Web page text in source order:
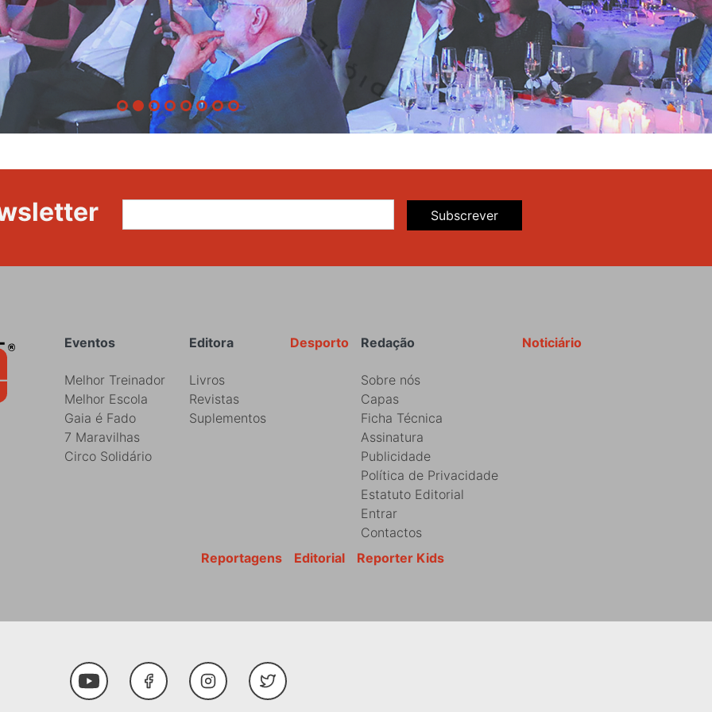
Subscrever
Rodapé Noticiário
Redação
Sobre nós
Capas
Ficha Técnica
Assinatura
Publicidade
Política de Privacidade
Estatuto Editorial
Entrar
Contactos
Desporto
Editora
Livros
Revistas
Suplementos
Eventos
Melhor Treinador
Melhor Escola
Gaia é Fado
7 Maravilhas
Circo Solidário
Reporter Kids
Editorial
Reportagens
Youtube FacebookInstagramTwitter